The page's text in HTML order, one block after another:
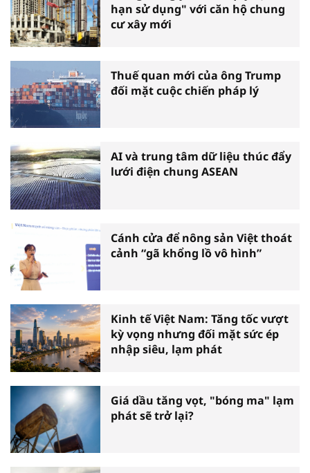
hạn sử dụng" với căn hộ chung
cư xây mới
Thuế quan mới của ông Trump
đối mặt cuộc chiến pháp lý
AI và trung tâm dữ liệu thúc đẩy
lưới điện chung ASEAN
Cánh cửa để nông sản Việt thoát
cảnh “gã khổng lồ vô hình”
Kinh tế Việt Nam: Tăng tốc vượt
kỳ vọng nhưng đối mặt sức ép
nhập siêu, lạm phát
Giá dầu tăng vọt, "bóng ma" lạm
phát sẽ trở lại?